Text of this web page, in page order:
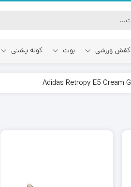
آفوایت
کفش ورزشی بوت کوله پشتی